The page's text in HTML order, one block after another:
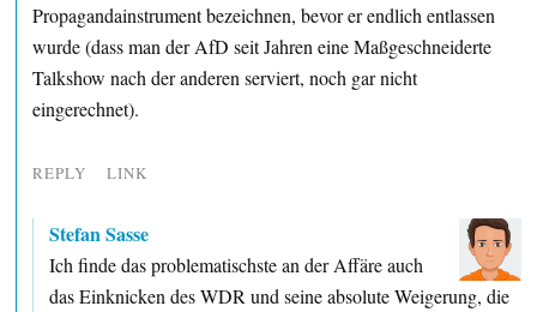
Propagandainstrument bezeichnen, bevor er endlich entlassen
wurde (dass man der AfD seit Jahren eine Maßgeschneiderte
Talkshow nach der anderen serviert, noch gar nicht
eingerechnet).
REPLY LINK
Stefan Sasse
Ich finde das problematischste an der Affäre auch
das Einknicken des WDR und seine absolute Weigerung, die